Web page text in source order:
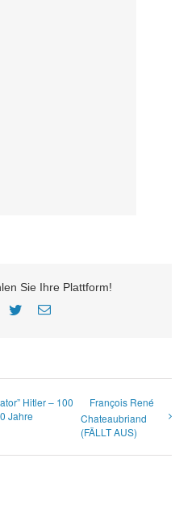
Sie Ihre Plattform!
TwitterE-
Hitler – 100
Jahre
François René
Chateaubriand
(FÄLLT AUS)